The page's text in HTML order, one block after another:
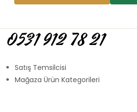
0531 912 78 21
Satış Temsilcisi
Mağaza Ürün Kategorileri